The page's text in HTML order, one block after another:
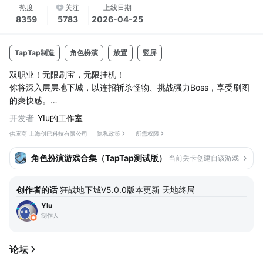
热度
8359
关注
5783
上线日期
2026-04-25
TapTap制造 角色扮演 放置 竖屏
双职业！无限刷宝，无限挂机！
你将深入层层地下城，以连招斩杀怪物、挑战强力Boss，享受刷图
的爽快感。
硬核战斗，一刀入魂
装备强化、符文镶嵌、天赋树、宠物培养、技能进化、觉醒进阶、
时装收集、称号解锁、武器图鉴……每一个系统都有真实的成长深
度，不是摆设。999次保底的抽奖让你不再绝望。
主线地下城、深渊副本、异界挑战、无尽爬塔、限时世界Boss——
从青铜到传说，永远有下一个目标等你征服。60+种怪物与Boss，
各具特色的AI和攻击模式，绝不重...
开发者 YIu的工作室
供应商 上海创巴科技有限公司 隐私政策 所需权限
角色扮演游戏合集（TapTap测试版） 当前关卡创建自该游戏
创作者的话 狂战地下城V5.0.0版本更新 天地终局
YIu
制作人
论坛